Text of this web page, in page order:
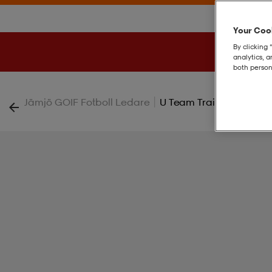
Jämjö GOIF Fotboll Ledare | U Team Training Hat
Your
By clicking
analytics,
both